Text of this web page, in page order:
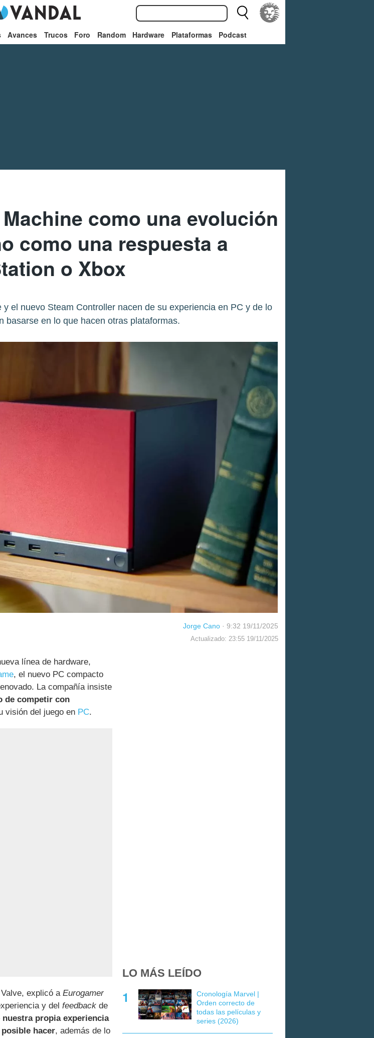
Avances Trucos Foro Random Hardware Plataformas Podcast
como una evolución
como una respuesta a
o Xbox
el nuevo Steam Controller nacen de su experiencia en PC y de lo
basarse en lo que hacen otras plataformas.
Jorge Cano · 9:32 19/11/2025
Actualizado: 23:55 19/11/2025
línea de hardware,
, el nuevo PC compacto
La compañía insiste
de competir con
visión del juego en PC.
explicó a Eurogamer
y del feedback de
propia experiencia
hacer, además de lo
LO MÁS LEÍDO
Cronología Marvel |
Orden correcto de
todas las películas y
series (2026)